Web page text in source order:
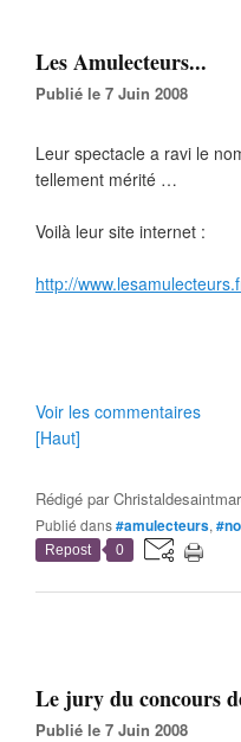
Les Amulecteurs...
Publié le 7 Juin 2008
Leur spectacle a ravi le
tellement mérité …
Voilà leur site internet :
http://
Voir les commentaires
[Haut]
Rédigé par
Publié dans#amulecteurs,
Repost 0
Le jury du concours
Publié le 7 Juin 2008